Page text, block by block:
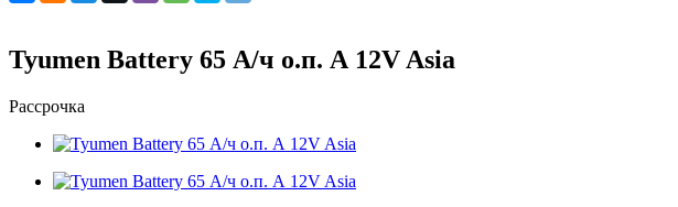
Tyumen Battery 65 А/ч о.п. А 12V Asia
Рассрочка